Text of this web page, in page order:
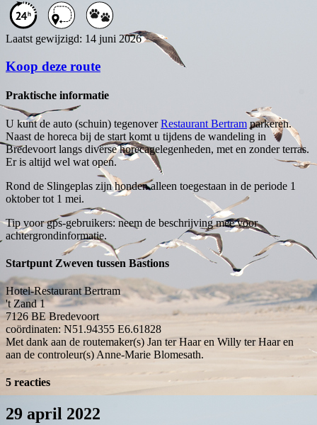
Laatst gewijzigd: 14 juni 2026
Koop deze route
Praktische informatie
U kunt de auto (schuin) tegenoverRestaurant Bertram parkeren.
Naast de horeca bij de start komt u tijdens de wandeling in
Bredevoort langs diverse horecagelegenheden, met en zonder terras.
Er is altijd wel wat open.
Rond de Slingeplas zijn honden alleen toegestaan in de periode 1
oktober tot 1 mei.
Tip voor gps-gebruikers: neem de beschrijving mee voor
achtergrondinformatie.
Startpunt Zweven tussen Bastions
Hotel-Restaurant Bertram
't Zand 1
7126 BEBredevoort
coördinaten: N51.94355 E6.61828
Met dank aan de routemaker(s) Jan ter Haar en Willy ter Haar en
aan de controleur(s) Anne-Marie Blomesath.
5 reacties
29 april 2022